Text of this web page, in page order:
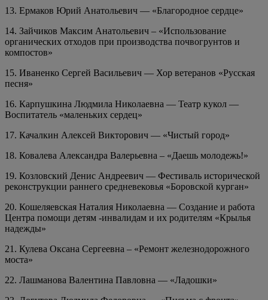
13. Ермаков Юрий Анатольевич — «Благородное сердце»
14. Зайчиков Максим Анатольевич – «Использование
органических отходов при производства почвогрунтов и
компостов»
15. Иваненко Сергей Васильевич — Хор ветеранов «Русская
песня»
16. Карпушкина Людмила Николаевна — Театр кукол —
Воспитатель «маленьких сердец»
17. Качалкин Алексей Викторович — «Чистый город»
18. Ковалева Александра Валерьевна – «Даешь молодежь!»
19. Козловский Денис Андреевич — Фестиваль исторической
реконструкции раннего средневековья «Боровской курган»
20. Кошеляевская Наталия Николаевна — Создание и работа
Центра помощи детям -инвалидам и их родителям «Крылья
надежды»
21. Кулева Оксана Сергеевна – «Ремонт железнодорожного
моста»
22. Лашманова Валентина Павловна — «Ладошки»